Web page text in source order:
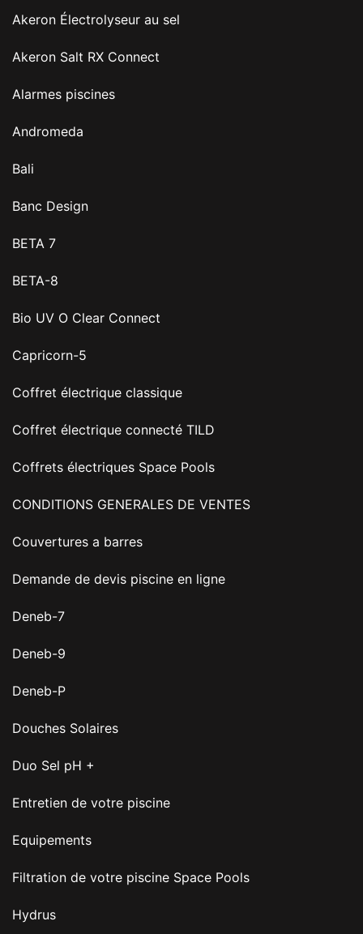
Akeron Électrolyseur au sel
Akeron Salt RX Connect
Alarmes piscines
Andromeda
Bali
Banc Design
BETA 7
BETA-8
Bio UV O Clear Connect
Capricorn-5
Coffret électrique classique
Coffret électrique connecté TILD
Coffrets électriques Space Pools
CONDITIONS GENERALES DE VENTES
Couvertures a barres
Demande de devis piscine en ligne
Deneb-7
Deneb-9
Deneb-P
Douches Solaires
Duo Sel pH +
Entretien de votre piscine
Equipements
Filtration de votre piscine Space Pools
Hydrus